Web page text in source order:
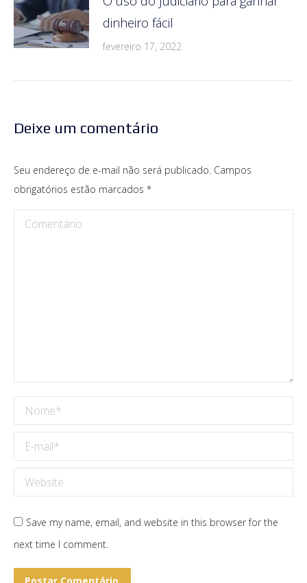
dinheiro fácil
fevereiro 17, 2022
Deixe um comentário
Seu endereço de e-mail não será publicado. Campos
obrigatórios estão marcados *
Comentário
Nome *
E-mail *
Website
Save my name, email, and website in this browser for the
next time I comment.